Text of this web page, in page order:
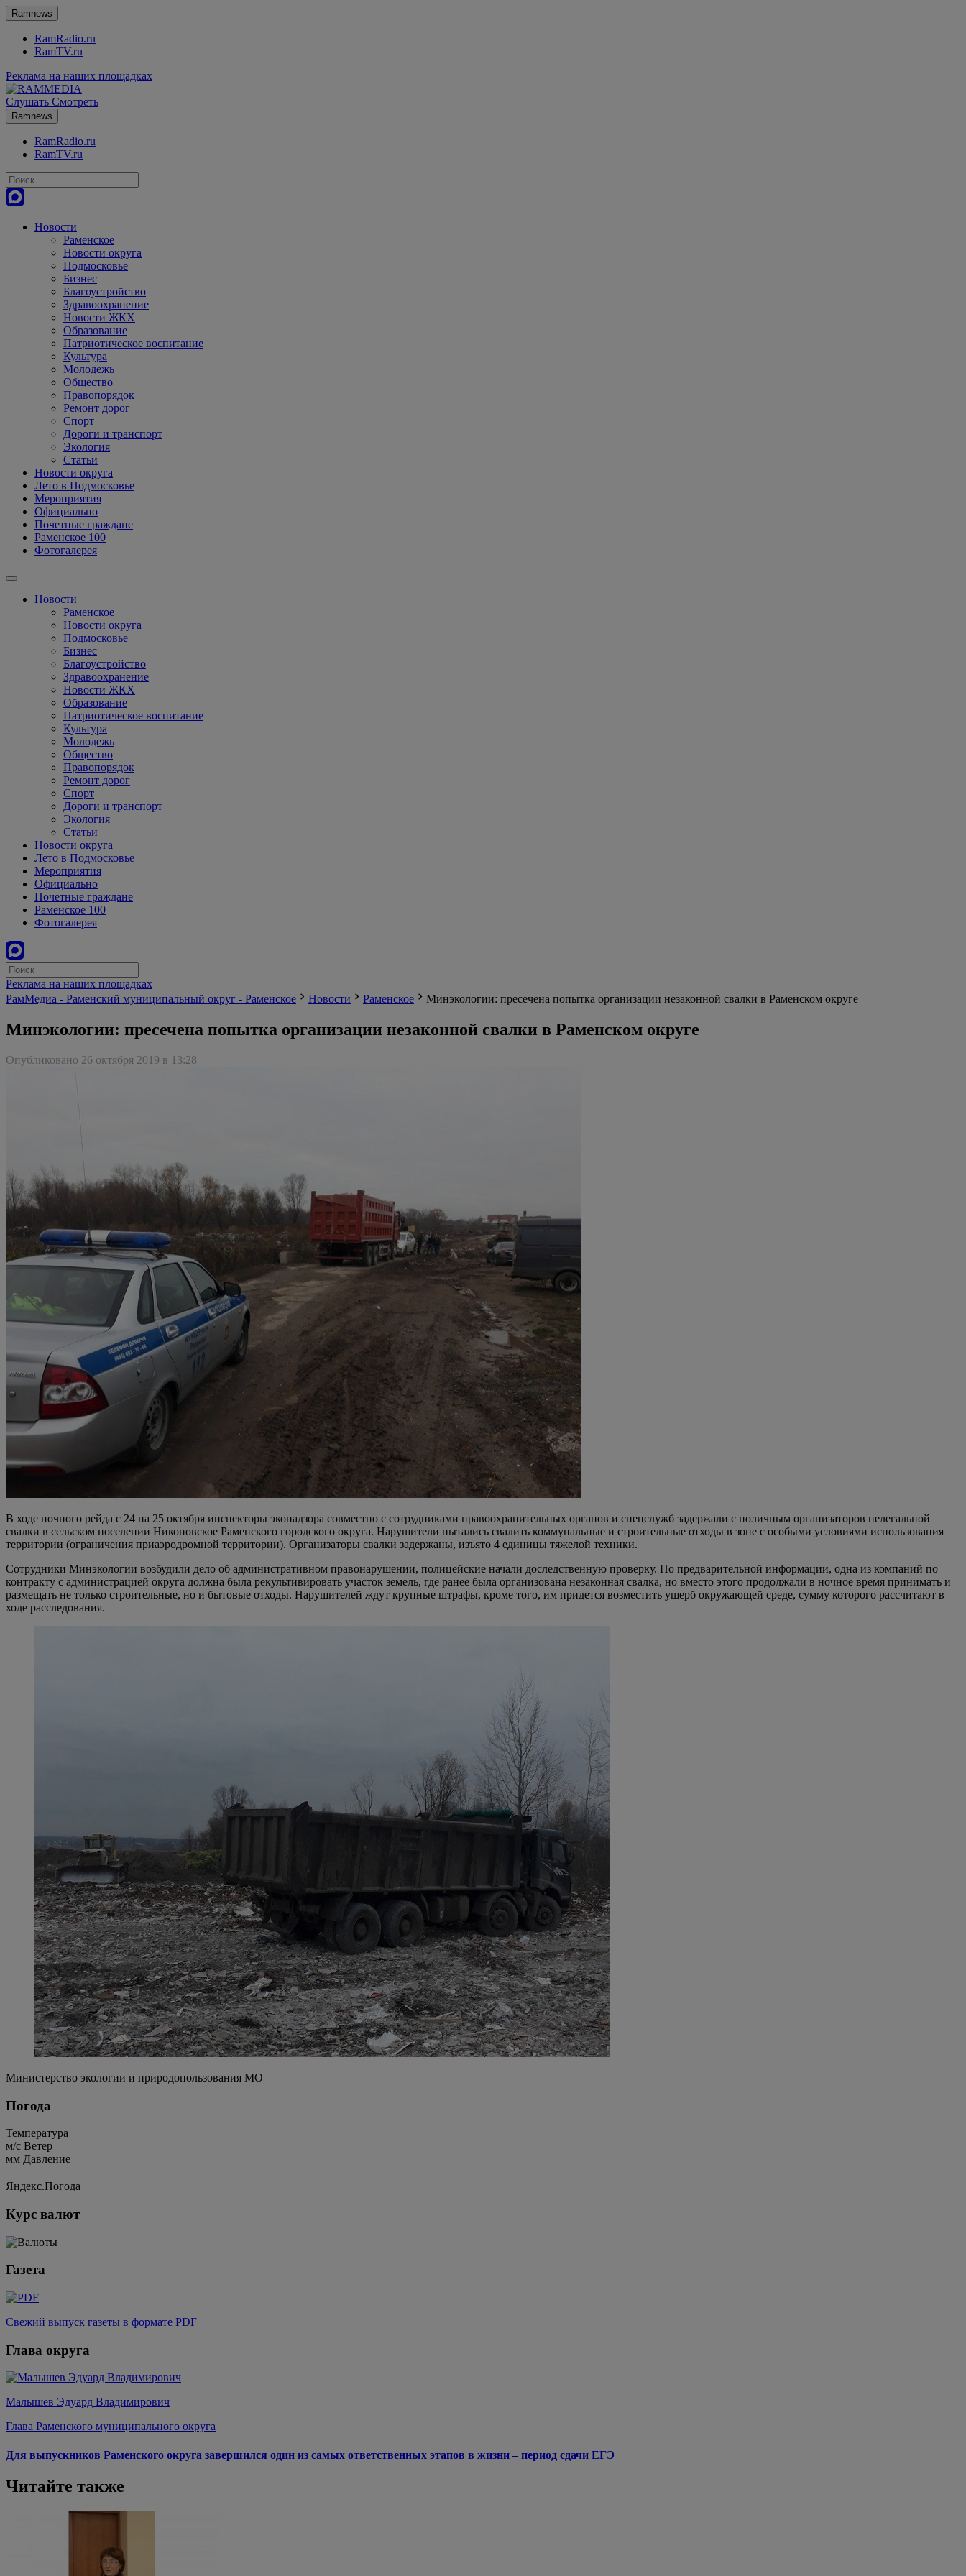
Ramnews
RamRadio.ru
RamTV.ru
Реклама на наших площадках
Слушать Смотреть
Ramnews
RamRadio.ru
RamTV.ru
Новости
Раменское
Новости округа
Подмосковье
Бизнес
Благоустройство
Здравоохранение
Новости ЖКХ
Образование
Патриотическое воспитание
Культура
Молодежь
Общество
Правопорядок
Ремонт дорог
Спорт
Дороги и транспорт
Экология
Статьи
Новости округа
Лето в Подмосковье
Мероприятия
Официально
Почетные граждане
Раменское 100
Фотогалерея
Новости
Раменское
Новости округа
Подмосковье
Бизнес
Благоустройство
Здравоохранение
Новости ЖКХ
Образование
Патриотическое воспитание
Культура
Молодежь
Общество
Правопорядок
Ремонт дорог
Спорт
Дороги и транспорт
Экология
Статьи
Новости округа
Лето в Подмосковье
Мероприятия
Официально
Почетные граждане
Раменское 100
Фотогалерея
Реклама на наших площадках
РамМедиа - Раменский муниципальный округ - Раменское
Новости Раменское Минэкологии: пресечена попытка организации незаконной свалки в Раменском округе
Минэкологии: пресечена попытка организации незаконной свалки в Раменском округе
Опубликовано 26 октября 2019 в 13:28
В ходе ночного рейда с 24 на 25 октября инспекторы эконадзора совместно с сотрудниками правоохранительных органов и спецслужб задержали с поличным организаторов нелегальной
свалки в сельском поселении Никоновское Раменского городского округа. Нарушители пытались свалить коммунальные и строительные отходы в зоне с особыми условиями использования
территории (ограничения приаэродромной территории). Организаторы свалки задержаны, изъято 4 единицы тяжелой техники.
Сотрудники Минэкологии возбудили дело об административном правонарушении, полицейские начали доследственную проверку. По предварительной информации, одна из компаний по
контракту с администрацией округа должна была рекультивировать участок земель, где ранее была организована незаконная свалка, но вместо этого продолжали в ночное время принимать и
размещать не только строительные, но и бытовые отходы. Нарушителей ждут крупные штрафы, кроме того, им придется возместить ущерб окружающей среде, сумму которого рассчитают в
ходе расследования.
Министерство экологии и природопользования МО
Погода
Температура
м/c Ветер
мм Давление
Яндекс.Погода
Курс валют
Газета
Свежий выпуск газеты в формате PDF
Глава округа
Малышев Эдуард Владимирович
Глава Раменского муниципального округа
Для выпускников Раменского округа завершился один из самых ответственных этапов в жизни – период сдачи ЕГЭ
Читайте также